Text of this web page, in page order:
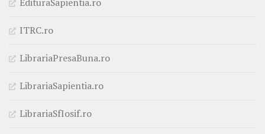
EdituraSapientia.ro
ITRC.ro
LibrariaPresaBuna.ro
LibrariaSapientia.ro
LibrariaSfIosif.ro